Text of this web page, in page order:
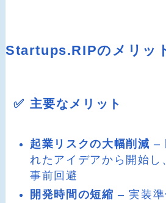
Startups.RIPのメリッ
✅ 主要なメリット
起業リスクの大幅削減 –
れたアイデアから開始し
事前回避
開発時間の短縮 – 実装